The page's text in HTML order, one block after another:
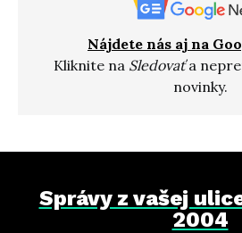
Nájdete nás aj na
Kliknite na Sledovaťa
novinky.
Správy z vašej
2004